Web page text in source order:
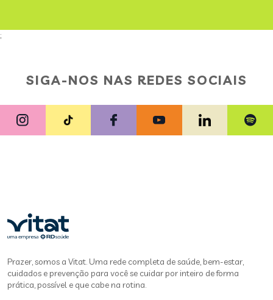
;
SIGA-NOS NAS REDES SOCIAIS
Prazer, somos a Vitat. Uma rede completa de saúde, bem-estar,
cuidados e prevenção para você se cuidar por inteiro de forma
prática, possível e que cabe na rotina.